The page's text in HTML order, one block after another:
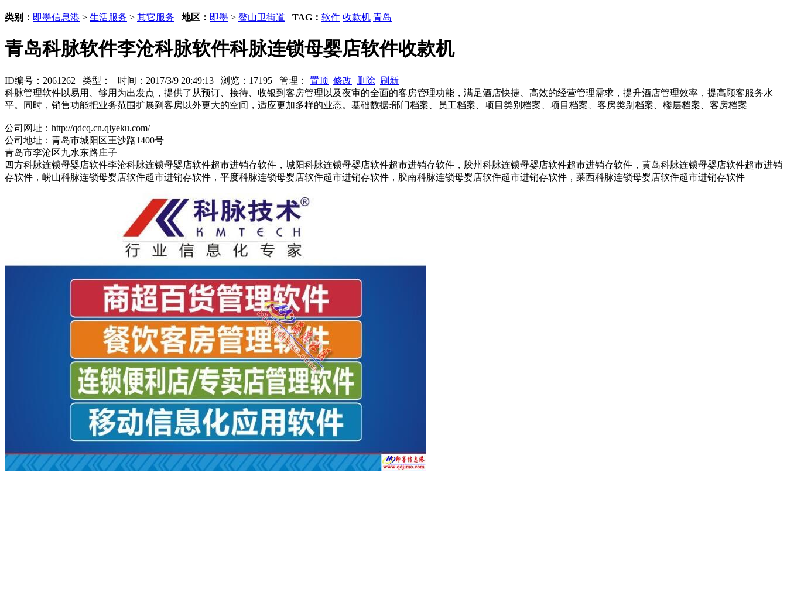
类别： 即墨信息港 > 生活服务 > 其它服务 地区： 即墨 > 鳌山卫街道 TAG： 软件 收款机 青岛
青岛科脉软件李沧科脉软件科脉连锁母婴店软件收款机
ID编号：2061262 类型： 时间：2017/3/9 20:49:13 浏览：17195 管理： 置顶 修改 删除 刷新
科脉管理软件以易用、够用为出发点，提供了从预订、接待、收银到客房管理以及夜审的全面的客房管理功能，满足酒店快捷、高效的经营管理需求，提升酒店管理效率，提高顾客服务水
平。同时，销售功能把业务范围扩展到客房以外更大的空间，适应更加多样的业态。基础数据:部门档案、员工档案、项目类别档案、项目档案、客房类别档案、楼层档案、客房档案
公司网址：http://qdcq.cn.qiyeku.com/
公司地址：青岛市城阳区王沙路1400号
青岛市李沧区九水东路庄子
四方科脉连锁母婴店软件李沧科脉连锁母婴店软件超市进销存软件，城阳科脉连锁母婴店软件超市进销存软件，胶州科脉连锁母婴店软件超市进销存软件，黄岛科脉连锁母婴店软件超市进销
存软件，崂山科脉连锁母婴店软件超市进销存软件，平度科脉连锁母婴店软件超市进销存软件，胶南科脉连锁母婴店软件超市进销存软件，莱西科脉连锁母婴店软件超市进销存软件